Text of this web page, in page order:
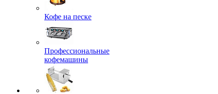
Кофе на песке
Профессиональные
кофемашины